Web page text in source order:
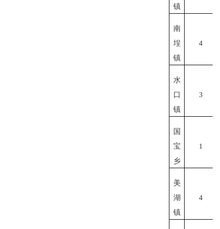
镇
南
埕
镇
4
水
口
镇
3
国
宝
乡
1
美
湖
镇
4